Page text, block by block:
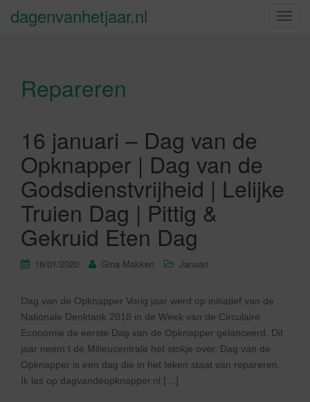
S
dagenvanhetjaar.nl
Repareren
16 januari – Dag van de
Opknapper | Dag van de
Godsdienstvrijheid | Lelijke
Truien Dag | Pittig &
Gekruid Eten Dag
16/01/2020 Gina Makken Januari
Dag van de Opknapper Vorig jaar werd op initiatief van de
Nationale Denktank 2018 in de Week van de Circulaire
Economie de eerste Dag van de Opknapper gelanceerd. Dit
jaar neem t de Milieucentrale het stokje over. Dag van de
Opknapper is een dag die in het teken staat van repareren.
Ik las op dagvandeopknapper.nl […]